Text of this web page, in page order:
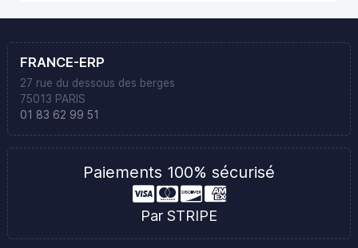
FRANCE-ERP
27 rue du dessous des berges
75013 PARIS
01 83 62 99 51
Paiements 100% sécurisé
Par STRIPE